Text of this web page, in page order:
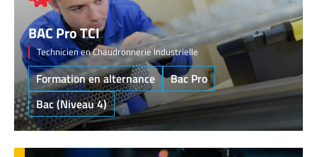
BAC Pro TCI
Technicien en Chaudronnerie Industrielle
Formation en alternance
Bac Pro
Bac (Niveau 4)